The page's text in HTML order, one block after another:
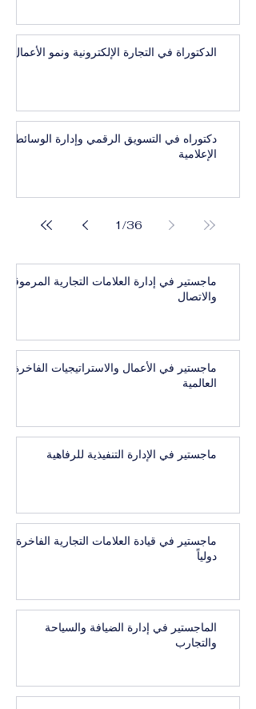
الدكتوراة في التجارة الإلكترونية ونمو الأعمال
دكتوراه في التسويق الرقمي وإدارة الوسائط
الإعلامية
1 /36
ماجستير في إدارة العلامات التجارية المرموقة
والاتصال
ماجستير في الأعمال والاستراتيجيات الفاخرة
العالمية
ماجستير في الإدارة التنفيذية للرفاهية
ماجستير في قيادة العلامات التجارية الفاخرة
دولياً
الماجستير في إدارة الضيافة والسياحة
والتجارب